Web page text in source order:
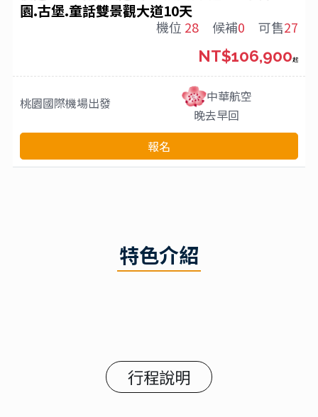
園.古堡.童話雙景觀大道10天
機位 28 候補0 可售27
桃園國際機場出發
中華航空
晚去早回
NT$106,900起
報名
特色介紹
行程說明